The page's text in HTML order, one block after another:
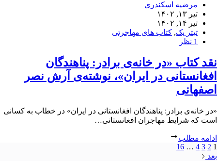
مرضیه اسکندری
تیر ۱۳, ۱۴۰۲
تیر ۱۴, ۱۴۰۲
تیتر یک, کتاب های مهاجرتی
1 نظر
نقد کتاب «در خانه‌ی برادر: پناهندگان
افغانستانی در ایران»، نوشته‌ی آرش نصر
اصفهانی
«در خانه‌ی برادر: پناهندگان افغانستانی در ایران»‌ در خطاب به کسانی
است که شرایط مهاجران افغانستانی…
ادامه مطلب
1
2
3
4
…
16
بعد